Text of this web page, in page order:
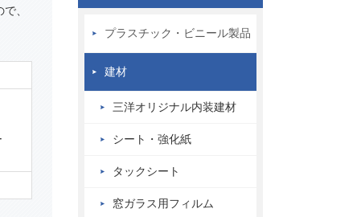
、
プラスチック・ビニール製品
建材
三洋オリジナル内装建材
シート・強化紙
タックシート
窓ガラス用フィルム